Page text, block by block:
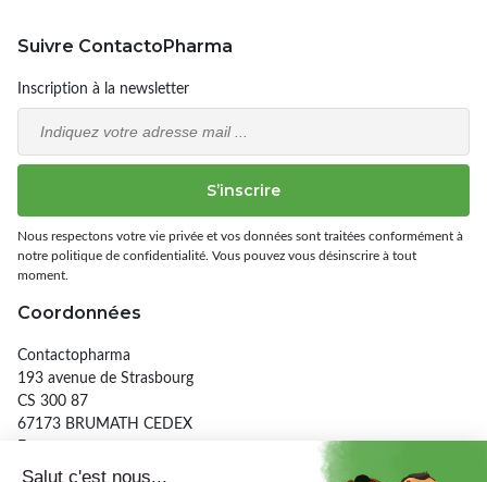
Suivre ContactoPharma
Inscription à la newsletter
Email
S’inscrire
Nous respectons votre vie privée et vos données sont traitées conformément à
notre politique de confidentialité. Vous pouvez vous désinscrire à tout
moment.
Coordonnées
Contactopharma
193 avenue de Strasbourg
CS 300 87
67173 BRUMATH CEDEX
France
03 90 29 26 56